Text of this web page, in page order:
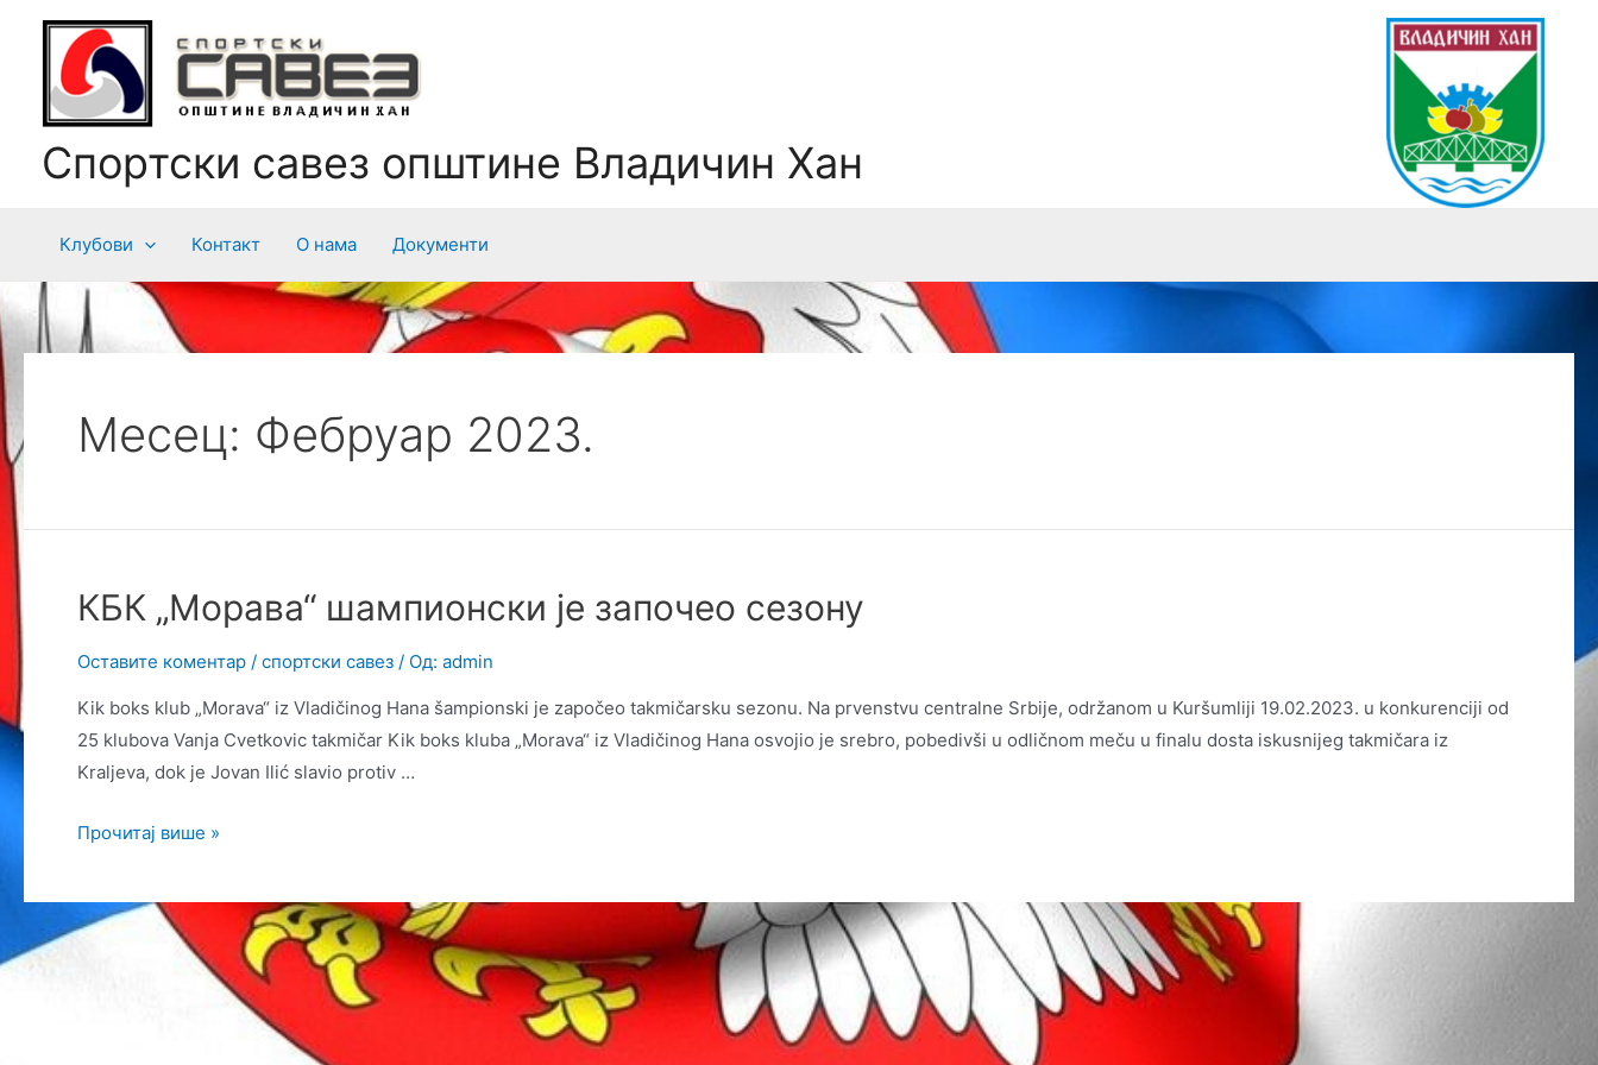
Пређи
садржај
Спортски савез општине Владичин Хан
Клубови Контакт О нама Документи
Месец: Фебруар 2023.
КБК „Морава“ шампионски је започео сезону
Оставите коментар / спортски савез / Од: admin
Kik boks klub „Morava“ iz Vladičinog Hana šampionski je započeo takmičarsku sezonu. Na prvenstvu centralne Srbije, održanom u Kuršumliji 19.02.2023. u konkurenciji od
25 klubova Vanja Cvetkovic takmičar Kik boks kluba „Morava“ iz Vladičinog Hana osvojio je srebro, pobedivši u odličnom meču u finalu dosta iskusnijeg takmičara iz
Kraljeva, dok je Jovan Ilić slavio protiv …
КБК
је
Прочитај више »